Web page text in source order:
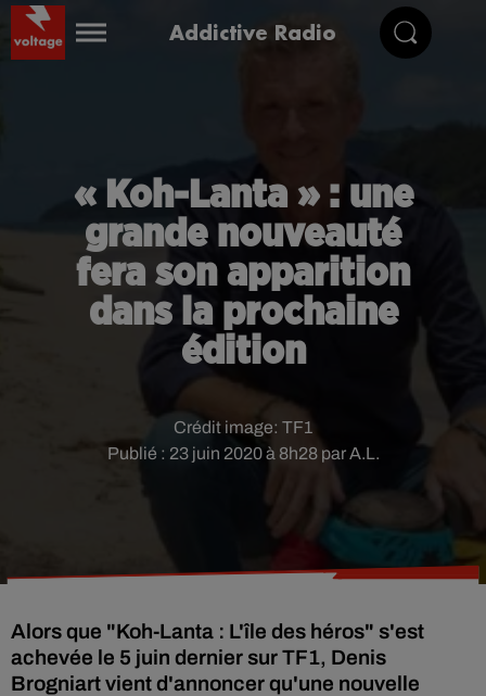
Addictive Radio
« Koh-Lanta » : une
grande nouveauté
fera son apparition
dans la prochaine
édition
Publié : 23 juin 2020 à 8h28 par A.L.
Crédit image: TF1
Alors que "Koh-Lanta : L'île des héros" s'est
achevée le 5 juin dernier sur TF1, Denis
Brogniart vient d'annoncer qu'une nouvelle